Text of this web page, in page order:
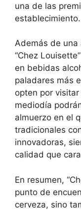
una de las
establecimiento.
Además de una
“Chez
en bebidas
paladares más
opten por
mediodía
almuerzo en el
tradicionales
innovadoras,
calidad que
En resumen,
punto de
cerveza, sino